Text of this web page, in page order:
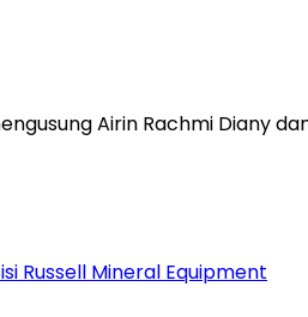
Airin Rachmi Diany
Russell Mineral Equipment